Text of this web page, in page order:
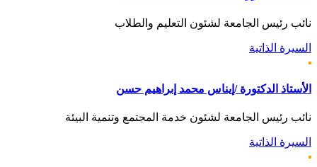
نائب رئيس الجامعة لشئون التعليم والطلاب
السيرة الذاتية
الأستاذ الدكتورة /إيناس محمد إبراهيم حسن
نائب رئيس الجامعة لشئون خدمة المجتمع وتنمية البيئة
السيرة الذاتية